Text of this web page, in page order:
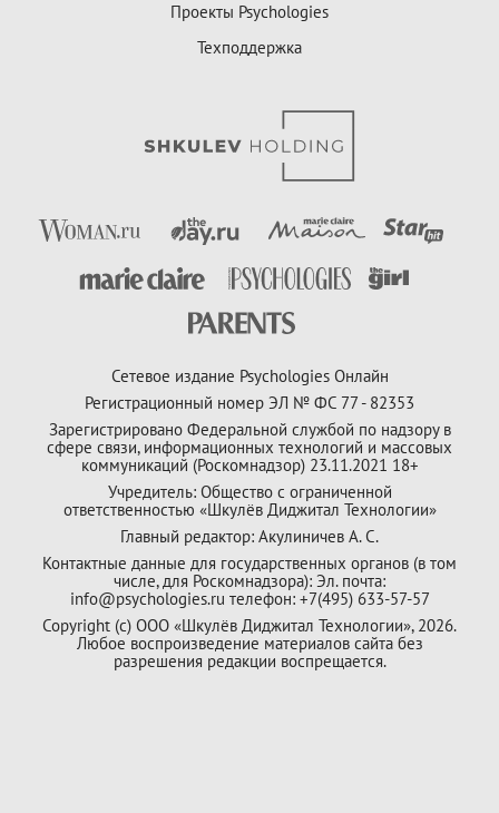
Проекты Psychologies
Техподдержка
Сетевое издание Psychologies Онлайн
Регистрационный номер ЭЛ № ФС 77 - 82353
Зарегистрировано Федеральной службой по надзору в
сфере связи, информационных технологий и массовых
коммуникаций (Роскомнадзор) 23.11.2021 18+
Учредитель: Общество с ограниченной
ответственностью «Шкулёв Диджитал Технологии»
Главный редактор: Акулиничев А. С.
Контактные данные для государственных органов (в том
числе, для Роскомнадзора): Эл. почта:
info@psychologies.ru телефон: +7(495) 633-57-57
Copyright (с) ООО «Шкулёв Диджитал Технологии», 2026.
Любое воспроизведение материалов сайта без
разрешения редакции воспрещается.